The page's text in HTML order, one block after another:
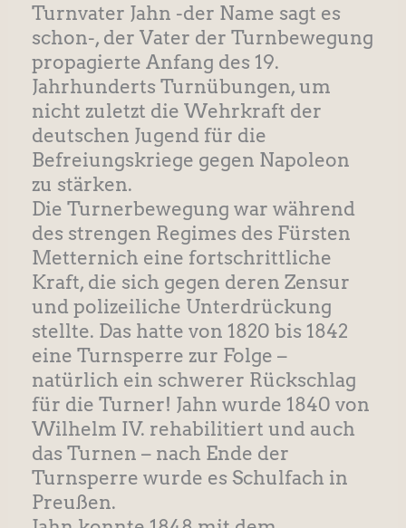
Turnvater Jahn -der Name sagt es
schon-, der Vater der Turnbewegung
propagierte Anfang des 19.
Jahrhunderts Turnübungen, um
nicht zuletzt die Wehrkraft der
deutschen Jugend für die
Befreiungskriege gegen Napoleon
zu stärken.
Die Turnerbewegung war während
des strengen Regimes des Fürsten
Metternich eine fortschrittliche
Kraft, die sich gegen deren Zensur
und polizeiliche Unterdrückung
stellte. Das hatte von 1820 bis 1842
eine Turnsperre zur Folge –
natürlich ein schwerer Rückschlag
für die Turner! Jahn wurde 1840 von
Wilhelm IV. rehabilitiert und auch
das Turnen – nach Ende der
Turnsperre wurde es Schulfach in
Preußen.